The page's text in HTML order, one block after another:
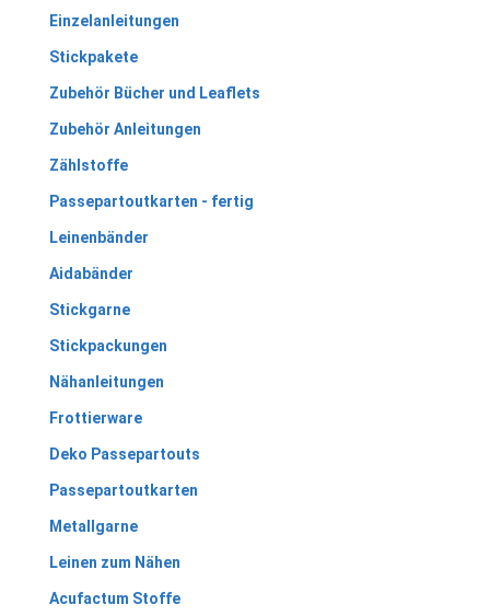
Einzelanleitungen
Stickpakete
Zubehör Bücher und Leaflets
Zubehör Anleitungen
Zählstoffe
Passepartoutkarten - fertig
Leinenbänder
Aidabänder
Stickgarne
Stickpackungen
Nähanleitungen
Frottierware
Deko Passepartouts
Passepartoutkarten
Metallgarne
Leinen zum Nähen
Acufactum Stoffe